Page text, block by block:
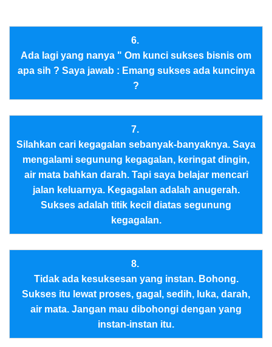
6.
Ada lagi yang nanya " Om kunci sukses bisnis om
apa sih ? Saya jawab : Emang sukses ada kuncinya
?
7.
Silahkan cari kegagalan sebanyak-banyaknya. Saya
mengalami segunung kegagalan, keringat dingin,
air mata bahkan darah. Tapi saya belajar mencari
jalan keluarnya. Kegagalan adalah anugerah.
Sukses adalah titik kecil diatas segunung
kegagalan.
8.
Tidak ada kesuksesan yang instan. Bohong.
Sukses itu lewat proses, gagal, sedih, luka, darah,
air mata. Jangan mau dibohongi dengan yang
instan-instan itu.